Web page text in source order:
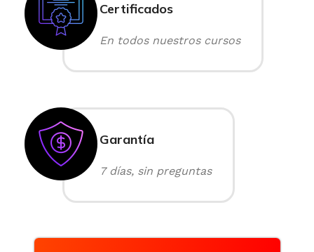
Certificados
En todos nuestros cursos
Garantía
7 días, sin preguntas